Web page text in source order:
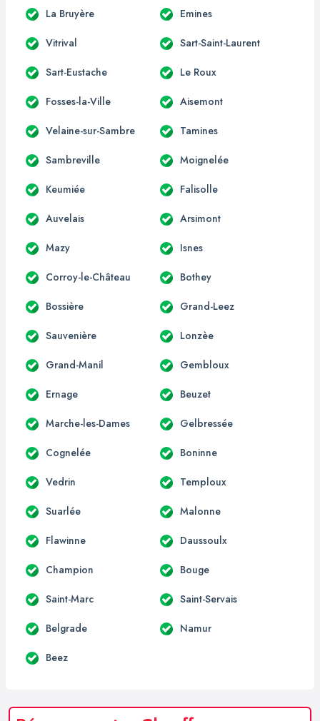
La Bruyère Emines
Vitrival Sart-Saint-Laurent
Sart-Eustache Le Roux
Fosses-la-Ville Aisemont
Velaine-sur-Sambre Tamines
Sambreville Moignelée
Keumiée Falisolle
Auvelais Arsimont
Mazy Isnes
Corroy-le-Château Bothey
Bossière Grand-Leez
Sauvenière Lonzèe
Grand-Manil Gembloux
Ernage Beuzet
Marche-les-Dames Gelbressée
Cognelée Boninne
Vedrin Temploux
Suarlée Malonne
Flawinne Daussoulx
Champion Bouge
Saint-Marc Saint-Servais
Belgrade Namur
Beez